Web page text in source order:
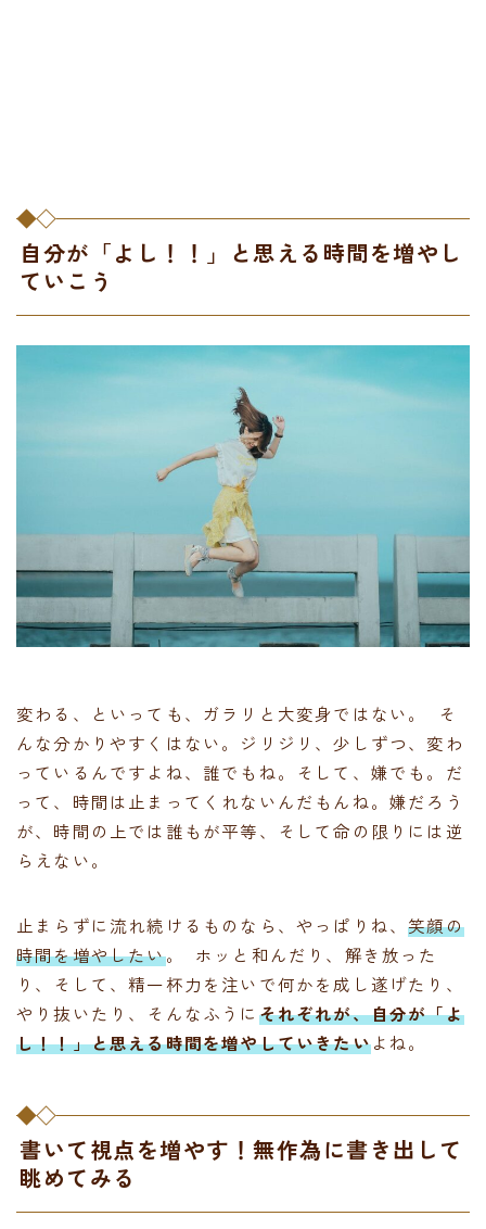
自分が「よし！！」と思える時間を増やし
ていこう
変わる、といっても、ガラリと大変身ではない。 そ
んな分かりやすくはない。ジリジリ、少しずつ、変わ
っているんですよね、誰でもね。そして、嫌でも。だ
って、時間は止まってくれないんだもんね。嫌だろう
が、時間の上では誰もが平等、そして命の限りには逆
らえない。
止まらずに流れ続けるものなら、やっぱりね、笑顔の
時間を増やしたい。 ホッと和んだり、解き放った
り、そして、精一杯力を注いで何かを成し遂げたり、
やり抜いたり、そんなふうに それぞれが、自分が「よ
し！！」と思える時間を増やしていきたいよね。
書いて視点を増やす！無作為に書き出して
眺めてみる